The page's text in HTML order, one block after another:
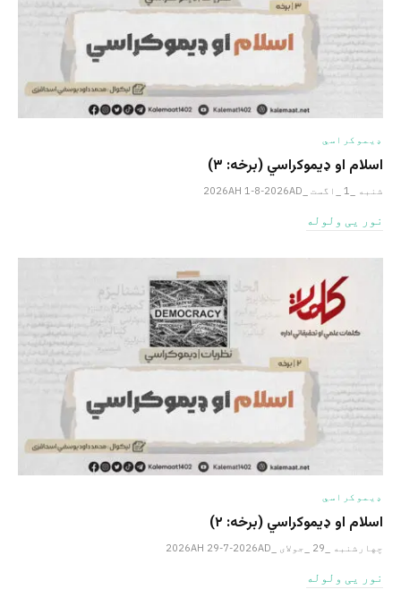
ډیموکراسي
اسلام او ډیموکراسي (برخه: ۳)
شنبه _1 _اگست _2026AH 1-8-2026AD
نور یی ولوله
ډیموکراسي
اسلام او ډیموکراسي (برخه: ۲)
چهارشنبه _29 _جولای _2026AH 29-7-2026AD
نور یی ولوله